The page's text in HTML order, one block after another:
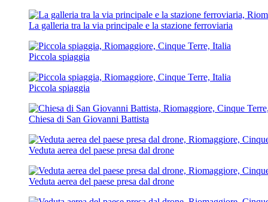
La galleria tra la via principale e la stazione ferroviaria
Piccola spiaggia
Piccola spiaggia
Chiesa di San Giovanni Battista
Veduta aerea del paese presa dal drone
Veduta aerea del paese presa dal drone